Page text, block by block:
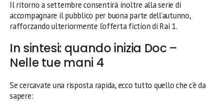
Il ritorno a settembre consentirà inoltre alla serie di
accompagnare il pubblico per buona parte dell’autunno,
rafforzando ulteriormente l’offerta fiction di Rai 1.
In sintesi: quando inizia Doc –
Nelle tue mani 4
Se cercavate una risposta rapida, ecco tutto quello che c’è da
sapere: